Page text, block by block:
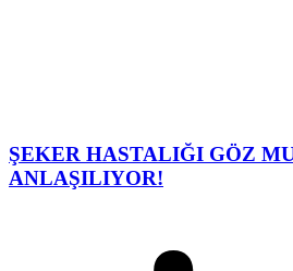
ŞEKER HASTALIĞI GÖZ
ANLAŞILIYOR!